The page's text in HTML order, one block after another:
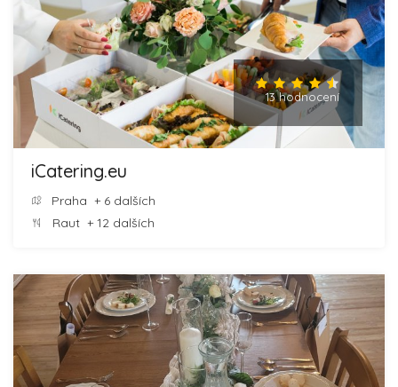
13 hodnocení
iCatering.eu
Praha + 6 dalších
Raut + 12 dalších